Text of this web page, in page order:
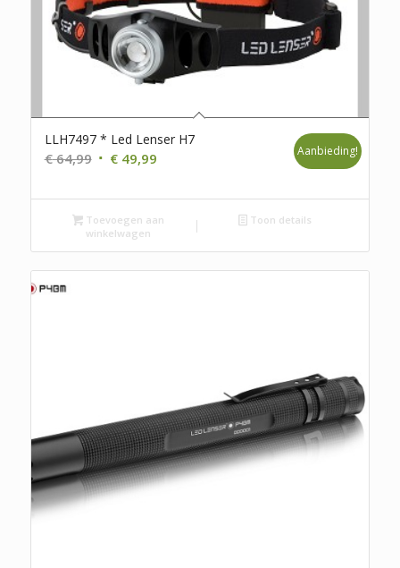
LLH7497 * Led Lenser H7
€64,99 Oorspronkelijke
was:
€ 64,99.
€49,99Huidige
is:
€ 49,99.
Aanbieding!
Toevoegen aan
winkelwagen
Toon details